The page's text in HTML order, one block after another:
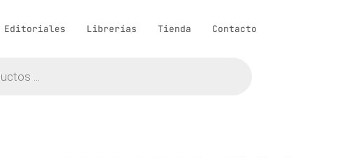
Editoriales Librerías Tienda Contacto